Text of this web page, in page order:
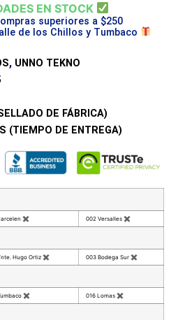
EN STOCK
superiores a $250
de los Chillos y Tumbaco
, UNNO TEKNO
DE FÁBRICA)
(TIEMPO DE ENTREGA)
✖ 002 Versalles ✖
Hugo Ortiz ✖ 003 Bodega Sur ✖
✖ 016 Lomas ✖